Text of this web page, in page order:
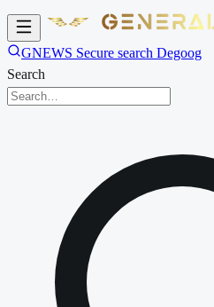
GNEWS Secure search Degoog
Search